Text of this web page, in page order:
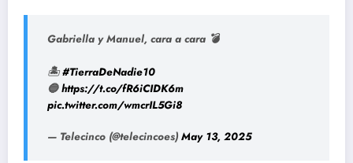
Gabriella y Manuel, cara a cara 💣
🏝️#TierraDeNadie10
🔵https://t.co/fR6iCIDK6m
pic.twitter.com/wmcrIL5Gi8
— Telecinco (@telecincoes) May 13, 2025